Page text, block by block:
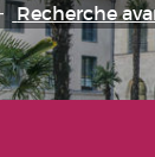
Recherche